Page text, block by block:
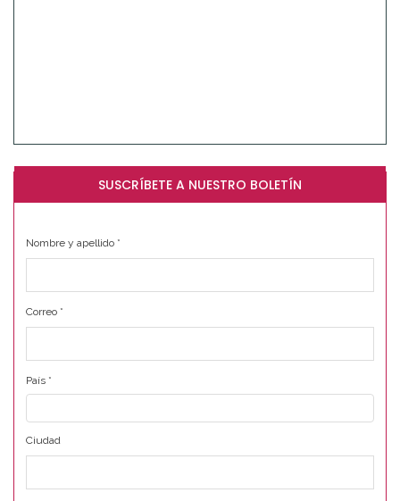
SUSCRÍBETE A NUESTRO BOLETÍN
Nombre y apellido *
Correo *
País *
Ciudad